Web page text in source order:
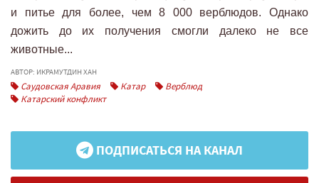
и питье для более, чем 8 000 верблюдов. Однако
дожить до их получения смогли далеко не все
животные...
АВТОР: ИКРАМУТДИН ХАН
Саудовская Аравия Катар
Верблюд
Катарский конфликт
ПОДПИСАТЬСЯ НА КАНАЛ